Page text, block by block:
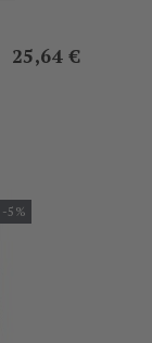
Prezzo
25,64 €
-5%